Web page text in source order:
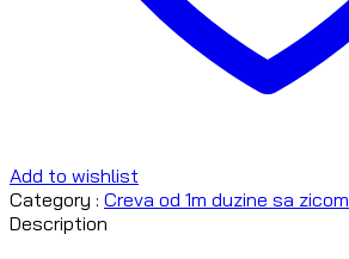
Add to wishlist
Category : Creva od 1m duzine sa zicom
Description